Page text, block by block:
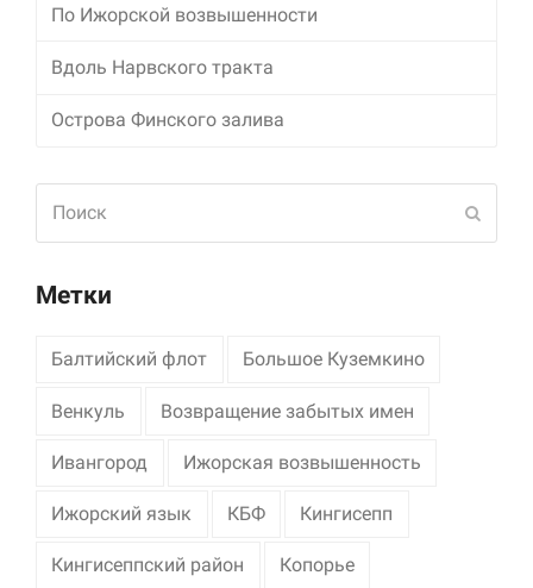
По Ижорской возвышенности
Вдоль Нарвского тракта
Острова Финского залива
Метки
Балтийский флот Большое Куземкино
Венкуль Возвращение забытых имен
Ивангород Ижорская возвышенность
Ижорский язык КБФ Кингисепп
Кингисеппский район Копорье